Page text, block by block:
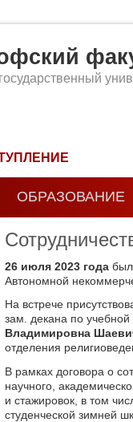
ОБРАЗОВАНИЕ
26 июля 2023 года
Автономной
На встрече
зам. декана по
Владимировна
отделения
В рамках договора о
научного,
и стажировок, в том
студенческой зимней